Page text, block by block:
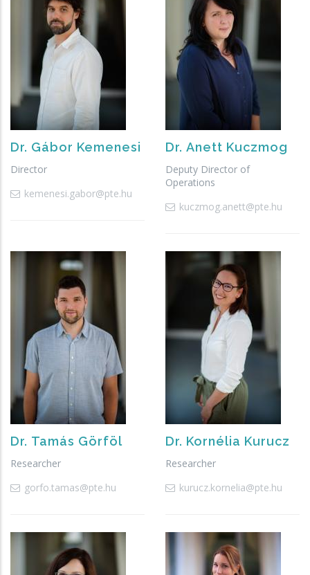
Dr. Gábor Kemenesi
Director
kemenesi.gabor@pte.hu
Dr. Anett Kuczmog
Deputy Director of
Operations
kuczmog.anett@pte.hu
Dr. Tamás Görföl
Researcher
gorfo.tamas@pte.hu
Dr. Kornélia Kurucz
Researcher
kurucz.kornelia@pte.hu